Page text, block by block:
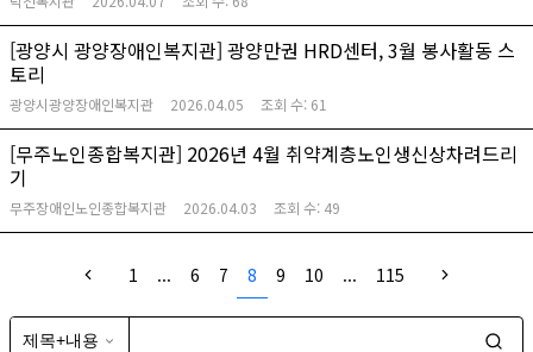
[광양시 광양장애인복지관] 광양만권 HRD센터, 3월 봉사활동 스
토리
광양시광양장애인복지관 2026.04.05 조회 수: 61
[무주노인종합복지관] 2026년 4월 취약계층노인생신상차려드리
기
무주장애인노인종합복지관 2026.04.03 조회 수: 49
1 ... 6 7 8 9 10 ... 115